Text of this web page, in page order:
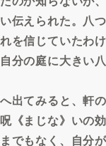
伝えられた。八
を信じていたわ
分の庭に大きい
出てみると、軒
《まじな》いの
でもなく、自分